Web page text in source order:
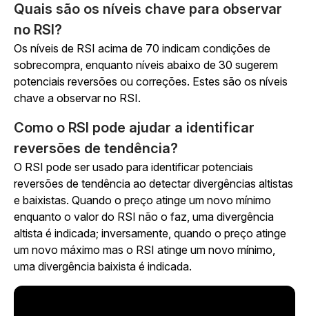
Quais são os níveis chave para observar
no RSI?
Os níveis de RSI acima de 70 indicam condições de
sobrecompra, enquanto níveis abaixo de 30 sugerem
potenciais reversões ou correções. Estes são os níveis
chave a observar no RSI.
Como o RSI pode ajudar a identificar
reversões de tendência?
O RSI pode ser usado para identificar potenciais
reversões de tendência ao detectar divergências altistas
e baixistas. Quando o preço atinge um novo mínimo
enquanto o valor do RSI não o faz, uma divergência
altista é indicada; inversamente, quando o preço atinge
um novo máximo mas o RSI atinge um novo mínimo,
uma divergência baixista é indicada.